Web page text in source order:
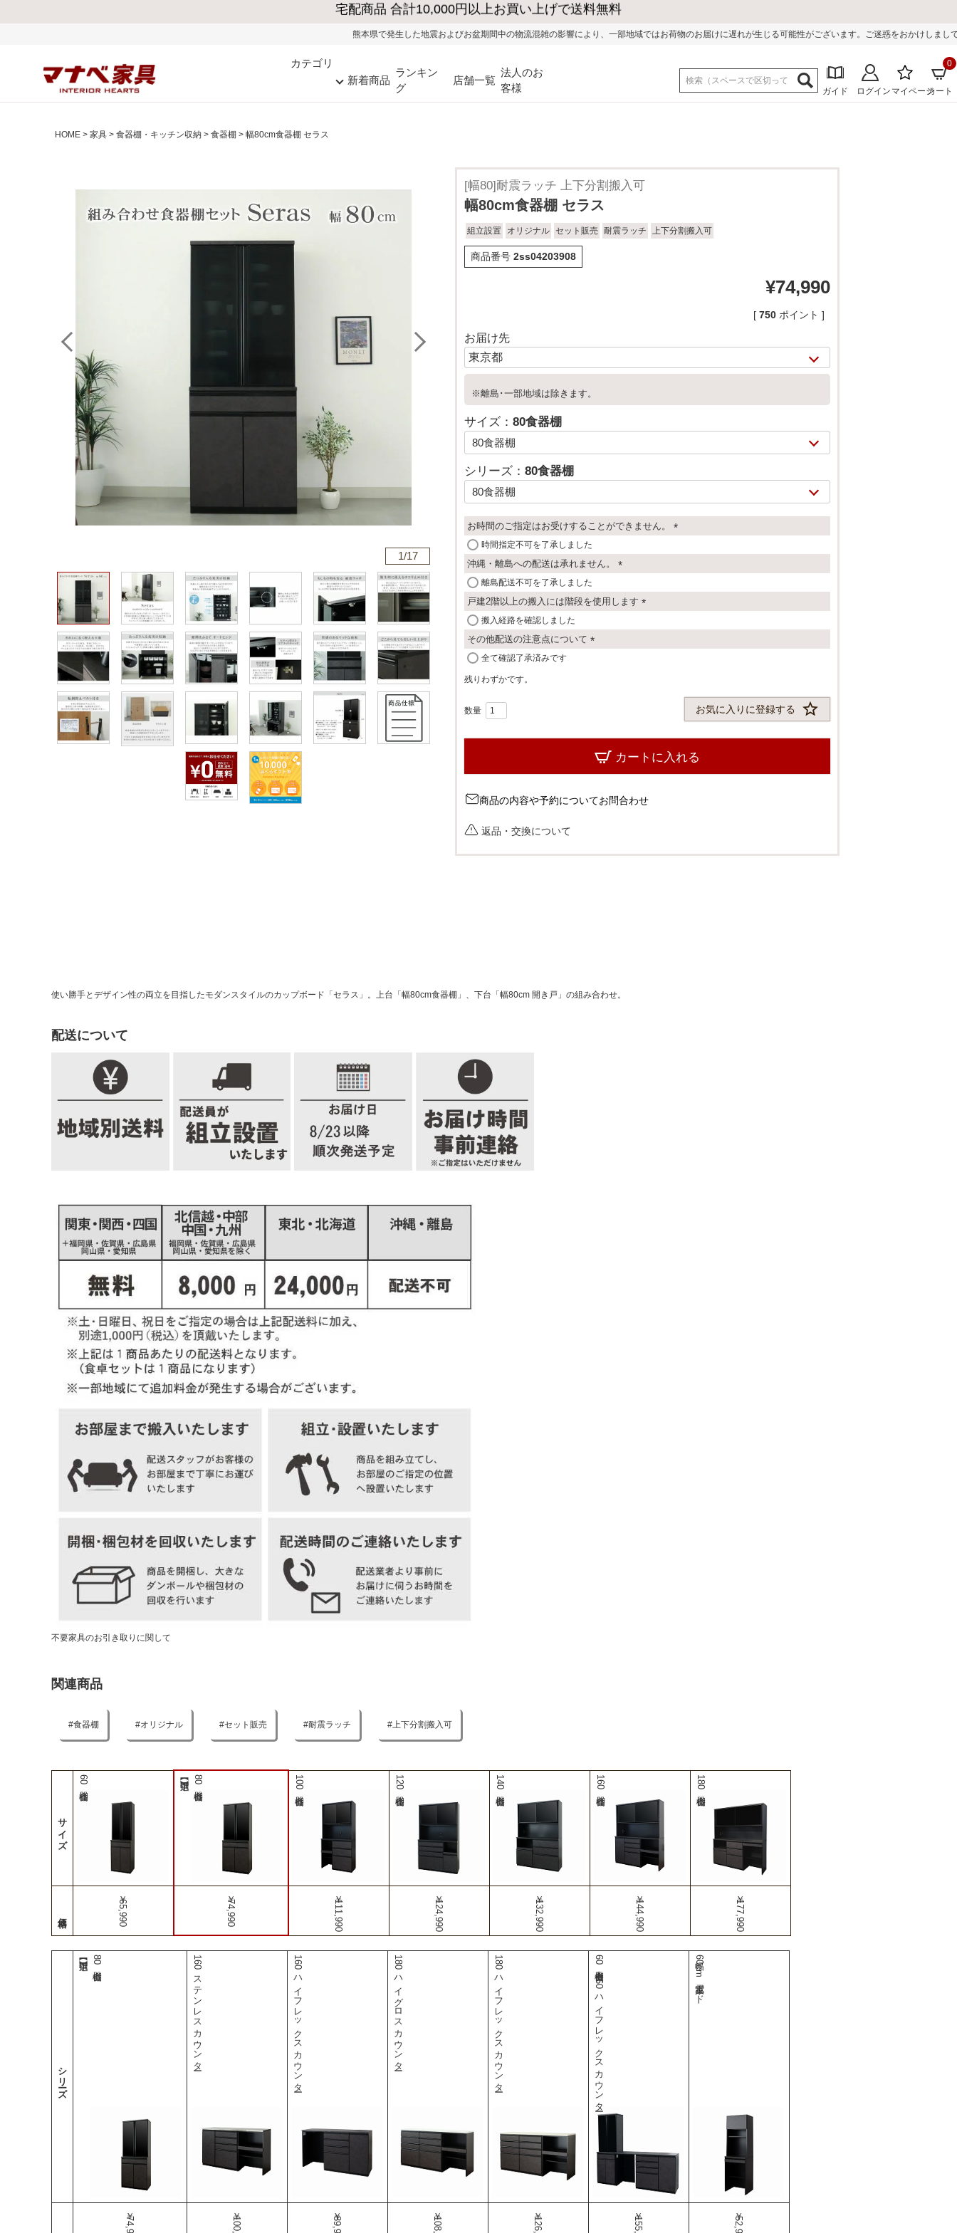
熊本県で発生した地震およびお盆期間中の物流混雑の影響により、一部地域ではお荷物のお届けに遅れが生じる可能性がございます。ご迷惑をおかけしまして誠に申し訳ござい
カテゴリ
新着商品
ランキン
グ
店舗一覧
法人のお
客様
ガイド ログイン マイページカート
0
HOME 家具 食器棚・キッチン収納 食器棚 幅80cm食器棚 セラス
1/17 2/17
[幅80]耐震ラッチ 上下分割搬入可
幅80cm食器棚 セラス
組立設置 オリジナル セット販売 耐震ラッチ 上下分割搬入可
商品番号 2ss04203908
¥74,990
[ 750 ポイント ]
お届け先
※離島･一部地域は除きます。
サイズ： 80食器棚
シリーズ： 80食器棚
お時間のご指定はお受けすることができません。
必
時間指定不可を了承しました
沖縄・離島への配送は承れません。
必
須
離島配送不可を了承しました
戸建2階以上の搬入には階段を使用します
必
搬入経路を確認しました
その他配送の注意点について
全て確認了承済みです
残りわずかです。
お気に入りに登録する
カートに入れる
商品の内容や予約についてお問合わせ
返品・交換について
使い勝手とデザイン性の両立を目指したモダンスタイルのカップボード「セラス」。上台「幅80cm食器棚」、下台「幅80cm 開き戸」の組み合わせ。
配送について
不要家具のお引き取りに関して
関連商品
食器棚 オリジナル セット販売 耐震ラッチ 上下分割搬入可
サイズ
60食器棚
￥65,990
80食器棚
￥74,990
100食器棚
￥111,990
120食器棚
￥124,990
140食器棚
￥132,990
160食器棚
￥144,990
180食器棚
￥177,990
シリーズ
80食器棚
￥74,990
160ステンレスカウンター 160ハイフレックスカウンター
￥89,990
180ハイグロスカウンター 180ハイフレックスカウンター 60食器棚＆160ハイフレックスカウンター 幅60cm家電ボード
￥52,990